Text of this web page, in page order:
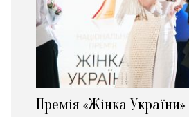
Премія «Жінка України»